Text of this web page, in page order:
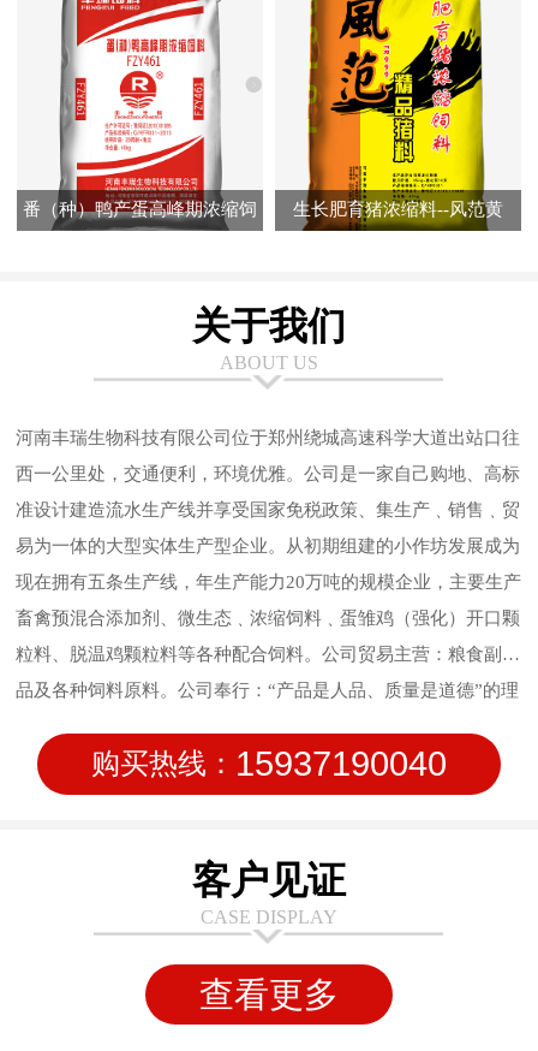
番（种）鸭产蛋高峰期浓缩饲 生长肥育猪浓缩料--风范黄
关于我们
ABOUT US
河南丰瑞生物科技有限公司位于郑州绕城高速科学大道出站口往
西一公里处，交通便利，环境优雅。公司是一家自己购地、高标
准设计建造流水生产线并享受国家免税政策、集生产﹑销售﹑贸
易为一体的大型实体生产型企业。从初期组建的小作坊发展成为
现在拥有五条生产线，年生产能力20万吨的规模企业，主要生产
畜禽预混合添加剂、微生态﹑浓缩饲料﹑蛋雏鸡（强化）开口颗
粒料、脱温鸡颗粒料等各种配合饲料。公司贸易主营：粮食副产
品及各种饲料原料。公司奉行：“产品是人品、质量是道德”的理
饲料品质管理；公司在研发方面持续投入，在新技术方面不断创
新，让使用产品的客户满意。安全、稳定、高质量的产品输出是
购买热线： 15937190040
客户见证
CASE DISPLAY
查看更多